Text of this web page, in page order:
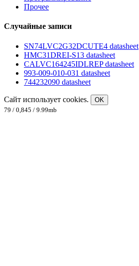
Прочее
Случайные записи
SN74LVC2G32DCUTE4 datasheet
HMC31DREI-S13 datasheet
CALVC164245IDLREP datasheet
993-009-010-031 datasheet
744232090 datasheet
Сайт использует cookies.
OK
79 / 0,845 / 9.99mb